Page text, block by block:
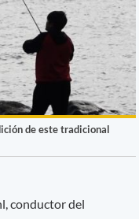
de este tradicional
conductor del